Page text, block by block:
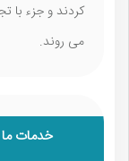
کردند و جزء با
می روند.
خدمات ما